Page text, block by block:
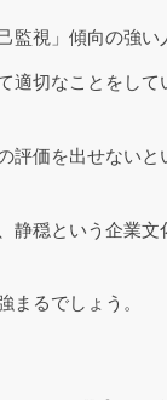
監視」傾向の強い
適切なことをして
評価を出せないと
静穏という企業文
まるでしょう。